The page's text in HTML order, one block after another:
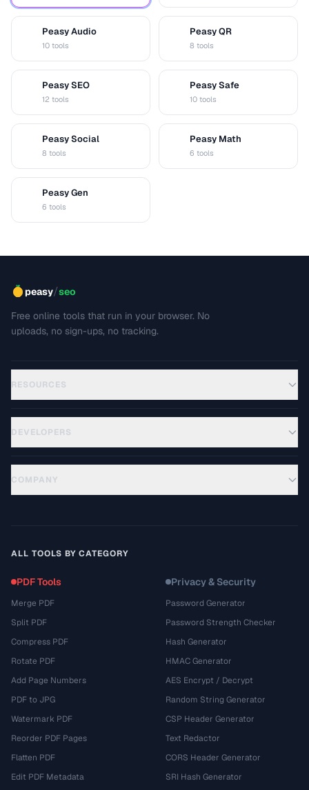
Peasy Audio
10 tools
Peasy QR
8 tools
Peasy SEO
12 tools
Peasy Safe
10 tools
Peasy Social
8 tools
Peasy Math
6 tools
Peasy Gen
6 tools
peasy/seo
Free online tools that run in your browser. No
uploads, no sign-ups, no tracking.
RESOURCES
DEVELOPERS
COMPANY
ALL TOOLS BY CATEGORY
PDF Tools
Merge PDF
Split PDF
Compress PDF
Rotate PDF
Add Page Numbers
PDF to JPG
Watermark PDF
Reorder PDF Pages
Flatten PDF
Edit PDF Metadata
Privacy & Security
Password Generator
Password Strength Checker
Hash Generator
HMAC Generator
AES Encrypt / Decrypt
Random String Generator
CSP Header Generator
Text Redactor
CORS Header Generator
SRI Hash Generator